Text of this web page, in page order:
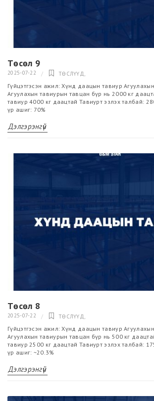
Төсөл 9
2025-07-22 ТӨСЛҮҮД
Гүйцэтгэсэн ажил: Хүнд даацын тавиур
Агуулахын тавиурын тавцан бүр нь 2000 кг
тавиур 4000 кг даацтай Тавиурт эзлэх талбай:
үр ашиг: 70%
Дэлгэрэнгүй
Төсөл 8
2025-07-22 ТӨСЛҮҮД,
Гүйцэтгэсэн ажил: Хүнд даацын тавиур
Агуулахын тавиурын тавцан бүр нь 500 кг
тавиур 2500 кг даацтай Тавиурт эзлэх талбай:
үр ашиг: ~20.3%
Дэлгэрэнгүй